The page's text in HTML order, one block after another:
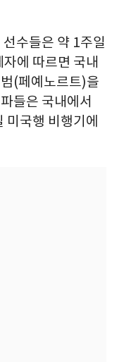
수들은 약 1주일
에 따르면 국내
(페예노르트)을
들은 국내에서
국행 비행기에